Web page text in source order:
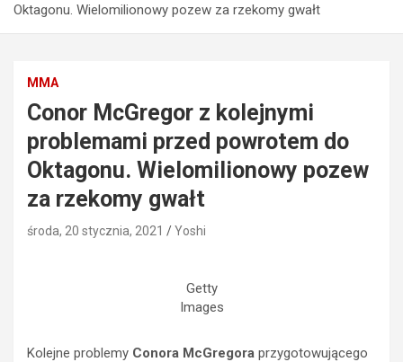
Oktagonu. Wielomilionowy pozew za rzekomy gwałt
MMA
Conor McGregor z kolejnymi
problemami przed powrotem do
Oktagonu. Wielomilionowy pozew
za rzekomy gwałt
środa, 20 stycznia, 2021 Yoshi
Getty
Images
Kolejne problemy Conora McGregora przygotowującego